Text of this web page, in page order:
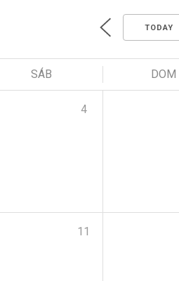
TODAY
SÁB DOM
4
11